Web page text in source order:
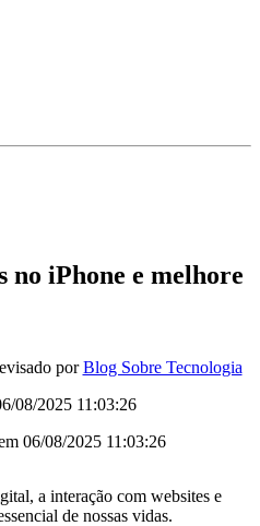
no iPhone e melhore
porBlog Sobre Tecnologia
08/2025 11:03:26
06/08/2025 11:03:26
a interação com websites e
de nossas vidas.